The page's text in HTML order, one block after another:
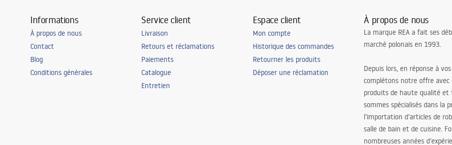
Informations
À propos de nous
Contact
Blog
Conditions générales
Service client
Livraison
Retours et réclamations
Paiements
Catalogue
Entretien
Espace client
Mon compte
Historique des commandes
Retourner les produits
Déposer une réclamation
À propos de nous
La marque REA a fait ses
marché polonais en 1993.
Depuis lors, en réponse à
complétons notre offre avec
produits de haute qualité et
sommes spécialisés dans la
l’importation d’articles de
salle de bain et de cuisine.
nombreuses années